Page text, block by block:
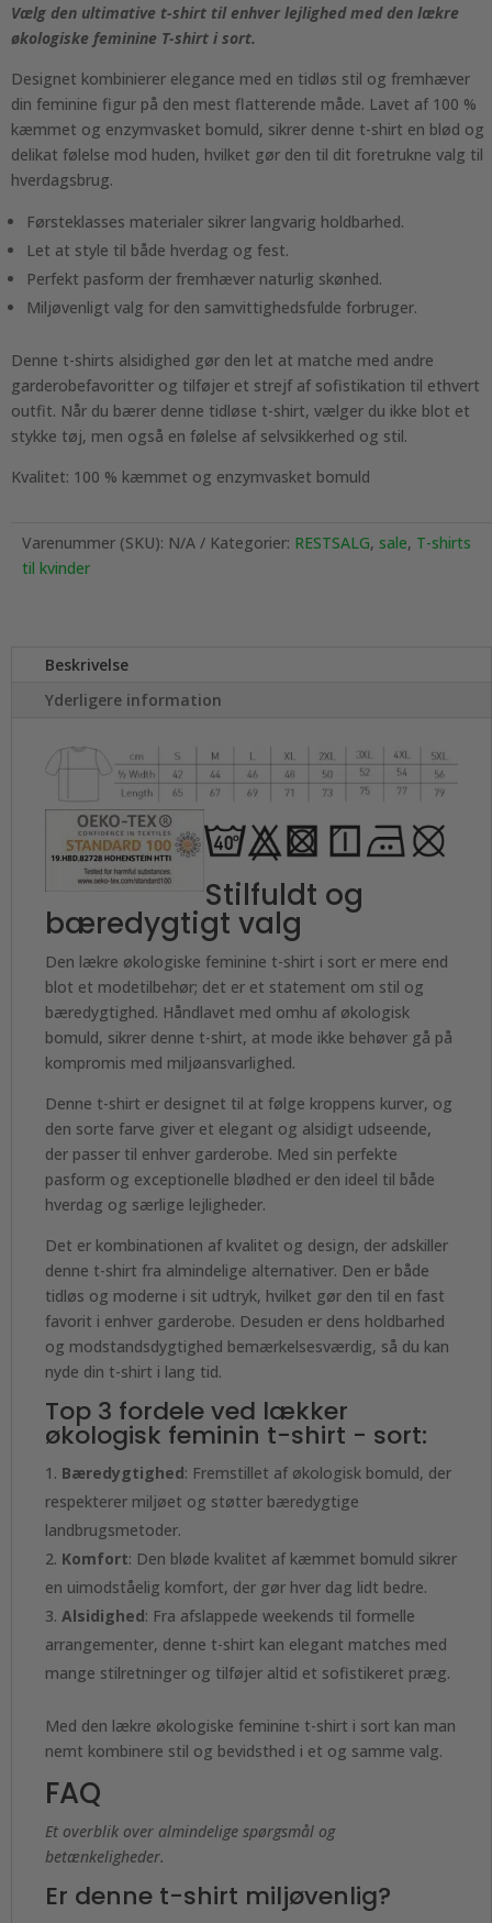
Vælg den ultimative t-shirt til enhver lejlighed med den lækre
økologiske feminine T-shirt i sort.
Designet kombinierer elegance med en tidløs stil og fremhæver
din feminine figur på den mest flatterende måde. Lavet af 100 %
kæmmet og enzymvasket bomuld, sikrer denne t-shirt en blød og
delikat følelse mod huden, hvilket gør den til dit foretrukne valg til
hverdagsbrug.
Førsteklasses materialer sikrer langvarig holdbarhed.
Let at style til både hverdag og fest.
Perfekt pasform der fremhæver naturlig skønhed.
Miljøvenligt valg for den samvittighedsfulde forbruger.
Denne t-shirts alsidighed gør den let at matche med andre
garderobefavoritter og tilføjer et strejf af sofistikation til ethvert
outfit. Når du bærer denne tidløse t-shirt, vælger du ikke blot et
stykke tøj, men også en følelse af selvsikkerhed og stil.
Kvalitet: 100 % kæmmet og enzymvasket bomuld
Varenummer (SKU): N/A Kategorier: RESTSALG, sale, T-shirts
til kvinder
Beskrivelse
Yderligere information
Stilfuldt og
bæredygtigt valg
Den lækre økologiske feminine t-shirt i sort er mere end
blot et modetilbehør; det er et statement om stil og
bæredygtighed. Håndlavet med omhu af økologisk
bomuld, sikrer denne t-shirt, at mode ikke behøver gå på
kompromis med miljøansvarlighed.
Denne t-shirt er designet til at følge kroppens kurver, og
den sorte farve giver et elegant og alsidigt udseende,
der passer til enhver garderobe. Med sin perfekte
pasform og exceptionelle blødhed er den ideel til både
hverdag og særlige lejligheder.
Det er kombinationen af kvalitet og design, der adskiller
denne t-shirt fra almindelige alternativer. Den er både
tidløs og moderne i sit udtryk, hvilket gør den til en fast
favorit i enhver garderobe. Desuden er dens holdbarhed
og modstandsdygtighed bemærkelsesværdig, så du kan
nyde din t-shirt i lang tid.
Top 3 fordele ved lækker
økologisk feminin t-shirt - sort:
Bæredygtighed: Fremstillet af økologisk bomuld, der
respekterer miljøet og støtter bæredygtige
landbrugsmetoder.
Komfort: Den bløde kvalitet af kæmmet bomuld sikrer
en uimodståelig komfort, der gør hver dag lidt bedre.
Alsidighed: Fra afslappede weekends til formelle
arrangementer, denne t-shirt kan elegant matches med
mange stilretninger og tilføjer altid et sofistikeret præg.
Med den lækre økologiske feminine t-shirt i sort kan man
nemt kombinere stil og bevidsthed i et og samme valg.
FAQ
Et overblik over almindelige spørgsmål og
betænkeligheder.
Er denne t-shirt miljøvenlig?